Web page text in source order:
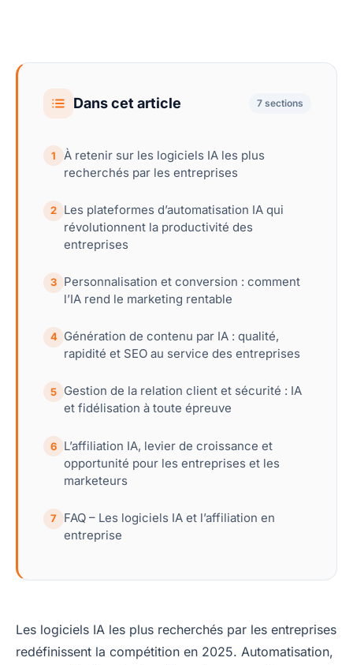
Dans cet article 7 sections
1
À retenir sur les logiciels IA les plus
recherchés par les entreprises
2
Les plateformes d’automatisation IA qui
révolutionnent la productivité des
entreprises
3
Personnalisation et conversion : comment
l’IA rend le marketing rentable
4 Génération de contenu par IA : qualité,
rapidité et SEO au service des entreprises
5
Gestion de la relation client et sécurité : IA
et fidélisation à toute épreuve
6
L’affiliation IA, levier de croissance et
opportunité pour les entreprises et les
marketeurs
7
FAQ – Les logiciels IA et l’affiliation en
entreprise
Les logiciels IA les plus recherchés par les entreprises
redéfinissent la compétition en 2025. Automatisation,